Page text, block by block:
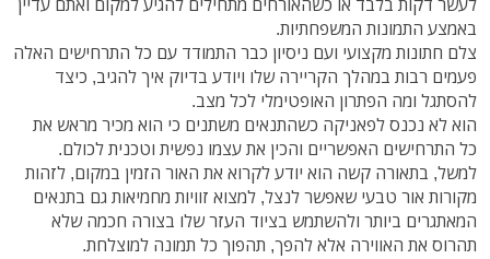
באמצע התמונות המשפחתיות.
צלם חתונות מקצועי ועם ניסיון כבר התמודד עם כל התרחישים האלה
פעמים רבות במהלך הקריירה שלו ויודע בדיוק איך להגיב, כיצד
להסתגל ומה הפתרון האופטימלי לכל מצב.
הוא לא נכנס לפאניקה כשהתנאים משתנים כי הוא מכיר מראש את
כל התרחישים האפשריים והכין את עצמו נפשית וטכנית לכולם.
למשל, בתאורה קשה הוא יודע לקרוא את האור הזמין במקום, לזהות
מקורות אור טבעי שאפשר לנצל, למצוא זוויות מחמיאות גם בתנאים
המאתגרים ביותר ולהשתמש בציוד העזר שלו בצורה חכמה שלא
תהרוס את האווירה אלא להפך, תהפוך כל תמונה למוצלחת.